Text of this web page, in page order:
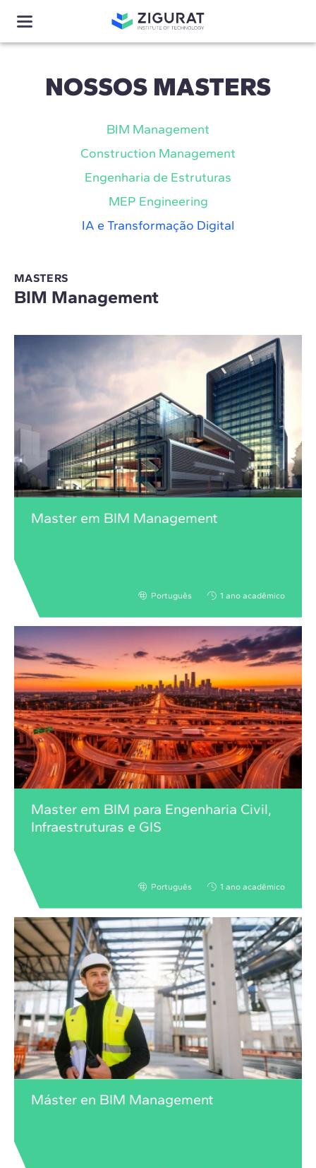
NOSSOS MASTERS
BIM Management
Construction Management
Engenharia de Estruturas
MEP Engineering
IA e Transformação Digital
MASTERS
BIM Management
Master em BIM Management
Português 1 ano acadêmico
Master em BIM para Engenharia Civil,
Infraestruturas e GIS
Português 1 ano acadêmico
Máster en BIM Management